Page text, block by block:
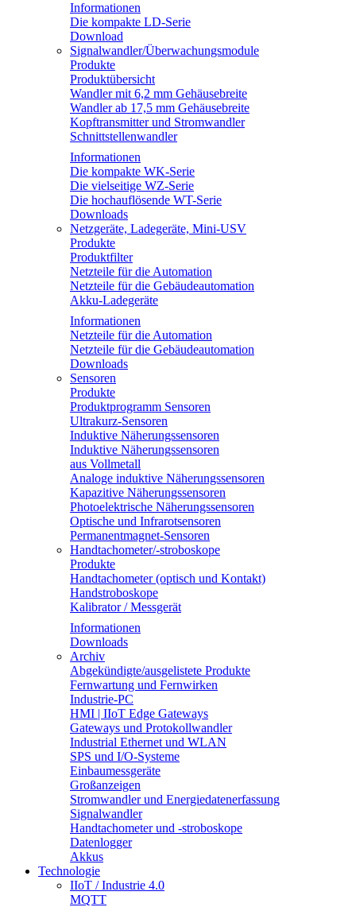
Informationen
Die kompakte LD-Serie
Download
Signalwandler/Überwachungsmodule
Produkte
Produktübersicht
Wandler mit 6,2 mm Gehäusebreite
Wandler ab 17,5 mm Gehäusebreite
Kopftransmitter und Stromwandler
Schnittstellenwandler
Informationen
Die kompakte WK-Serie
Die vielseitige WZ-Serie
Die hochauflösende WT-Serie
Downloads
Netzgeräte, Ladegeräte, Mini-USV
Produkte
Produktfilter
Netzteile für die Automation
Netzteile für die Gebäudeautomation
Akku-Ladegeräte
Informationen
Netzteile für die Automation
Netzteile für die Gebäudeautomation
Downloads
Sensoren
Produkte
Produktprogramm Sensoren
Ultrakurz-Sensoren
Induktive Näherungssensoren
Induktive Näherungssensoren
aus Vollmetall
Analoge induktive Näherungssensoren
Kapazitive Näherungssensoren
Photoelektrische Näherungssensoren
Optische und Infrarotsensoren
Permanentmagnet-Sensoren
Handtachometer/-stroboskope
Produkte
Handtachometer (optisch und Kontakt)
Handstroboskope
Kalibrator / Messgerät
Informationen
Downloads
Archiv
Abgekündigte/ausgelistete Produkte
Fernwartung und Fernwirken
Industrie-PC
HMI | IIoT Edge Gateways
Gateways und Protokollwandler
Industrial Ethernet und WLAN
SPS und I/O-Systeme
Einbaumessgeräte
Großanzeigen
Stromwandler und Energiedatenerfassung
Signalwandler
Handtachometer und -stroboskope
Datenlogger
Akkus
Technologie
IIoT / Industrie 4.0
MQTT